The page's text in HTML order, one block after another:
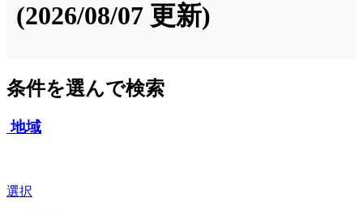
(2026/08/07 更新)
条件を選んで検索
地域
選択